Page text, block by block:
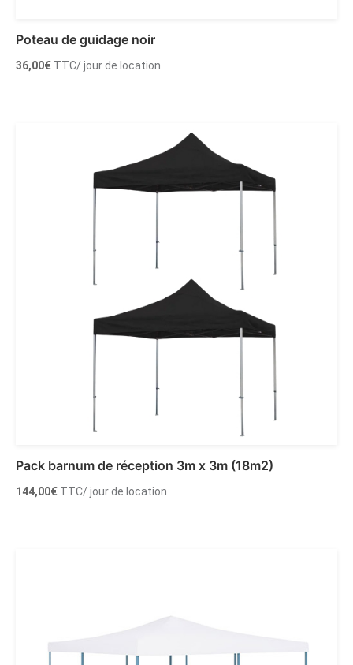
Poteau de guidage noir
36,00€ TTC/ jour de location
Pack barnum de réception 3m x 3m (18m2)
144,00€ TTC/ jour de location